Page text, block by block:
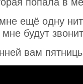
ещё одну
будут
вам